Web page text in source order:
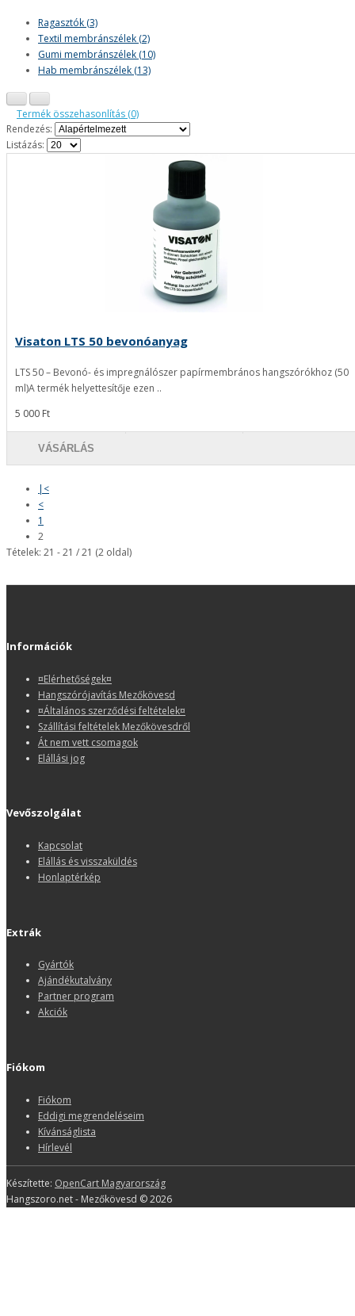
Ragasztók (3)
Textil membránszélek (2)
Gumi membránszélek (10)
Hab membránszélek (13)
Termék összehasonlítás (0)
Rendezés:
Listázás:
Visaton LTS 50 bevonóanyag
LTS 50 – Bevonó- és impregnálószer papírmembrános hangszórókhoz (50
ml)A termék helyettesítője ezen ..
5 000 Ft
VÁSÁRLÁS
|<
<
1
2
Tételek: 21 - 21 / 21 (2 oldal)
Információk
¤Elérhetőségek¤
Hangszórójavítás Mezőkövesd
¤Általános szerződési feltételek¤
Szállítási feltételek Mezőkövesdről
Át nem vett csomagok
Elállási jog
Vevőszolgálat
Kapcsolat
Elállás és visszaküldés
Honlaptérkép
Extrák
Gyártók
Ajándékutalvány
Partner program
Akciók
Fiókom
Fiókom
Eddigi megrendeléseim
Kívánságlista
Hírlevél
Készítette: OpenCart Magyarország
Hangszoro.net - Mezőkövesd © 2026